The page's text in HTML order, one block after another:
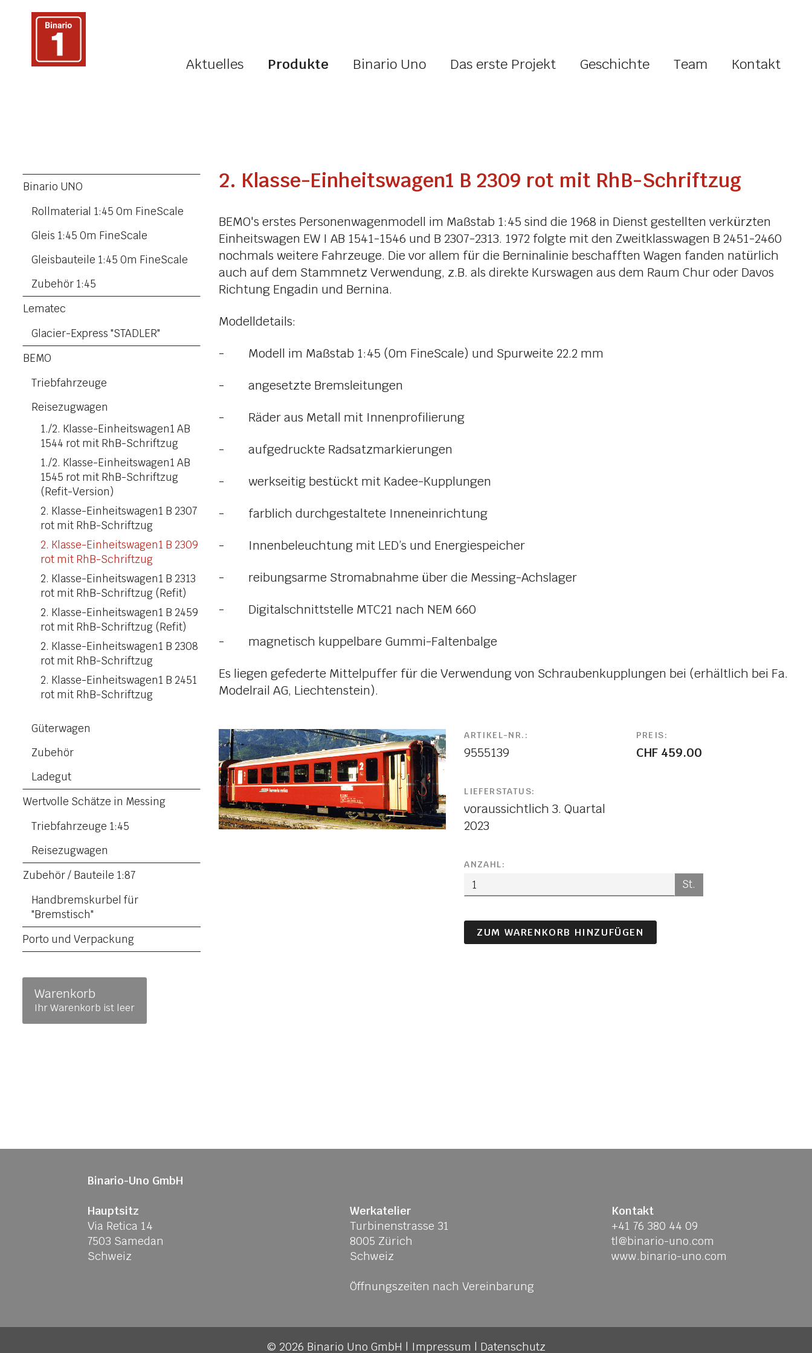
Aktuelles Produkte Binario Uno Das erste Projekt Geschichte Team Kontakt
Binario UNO
Rollmaterial 1:45 0m FineScale
Gleis 1:45 0m FineScale
Gleisbauteile 1:45 0m FineScale
Zubehör 1:45
Lematec
Glacier-Express "STADLER"
BEMO
Triebfahrzeuge
Reisezugwagen
1./2. Klasse-Einheitswagen1 AB
1544 rot mit RhB-Schriftzug
1./2. Klasse-Einheitswagen1 AB
1545 rot mit RhB-Schriftzug
(Refit-Version)
2. Klasse-Einheitswagen1 B 2307
rot mit RhB-Schriftzug
2. Klasse-Einheitswagen1 B 2309
rot mit RhB-Schriftzug
2. Klasse-Einheitswagen1 B 2313
rot mit RhB-Schriftzug (Refit)
2. Klasse-Einheitswagen1 B 2459
rot mit RhB-Schriftzug (Refit)
2. Klasse-Einheitswagen1 B 2308
rot mit RhB-Schriftzug
2. Klasse-Einheitswagen1 B 2451
rot mit RhB-Schriftzug
Güterwagen
Zubehör
Ladegut
Wertvolle Schätze in Messing
Triebfahrzeuge 1:45
Reisezugwagen
Zubehör / Bauteile 1:87
Handbremskurbel für
"Bremstisch"
Porto und Verpackung
Warenkorb
Ihr Warenkorb ist leer
2. Klasse-Einheitswagen1 B 2309 rot mit RhB-Schriftzug
BEMO's erstes Personenwagenmodell im Maßstab 1:45 sind die 1968 in Dienst gestellten verkürzten
Einheitswagen EW I AB 1541-1546 und B 2307-2313. 1972 folgte mit den Zweitklasswagen B 2451-2460
nochmals weitere Fahrzeuge. Die vor allem für die Berninalinie beschafften Wagen fanden natürlich
auch auf dem Stammnetz Verwendung, z.B. als direkte Kurswagen aus dem Raum Chur oder Davos
Richtung Engadin und Bernina.
Modelldetails:
- Modell im Maßstab 1:45 (0m FineScale) und Spurweite 22.2 mm
- angesetzte Bremsleitungen
- Räder aus Metall mit Innenprofilierung
- aufgedruckte Radsatzmarkierungen
- werkseitig bestückt mit Kadee-Kupplungen
- farblich durchgestaltete Inneneinrichtung
- Innenbeleuchtung mit LED’s und Energiespeicher
- reibungsarme Stromabnahme über die Messing-Achslager
- Digitalschnittstelle MTC21 nach NEM 660
- magnetisch kuppelbare Gummi-Faltenbalge
Es liegen gefederte Mittelpuffer für die Verwendung von Schraubenkupplungen bei (erhältlich bei Fa.
Modelrail AG, Liechtenstein).
ARTIKEL-NR.:
9555139
PREIS:
CHF 459.00
LIEFERSTATUS:
voraussichtlich 3. Quartal
2023
ANZAHL:
St.
ZUM WARENKORB HINZUFÜGEN
Binario-Uno GmbH
Hauptsitz
Via Retica 14
7503 Samedan
Schweiz
Werkatelier
Turbinenstrasse 31
8005 Zürich
Schweiz
Öffnungszeiten nach Vereinbarung
Kontakt
+41 76 380 44 09
tl@binario-uno.com
www.binario-uno.com
© 2026 Binario Uno GmbH | Impressum | Datenschutz